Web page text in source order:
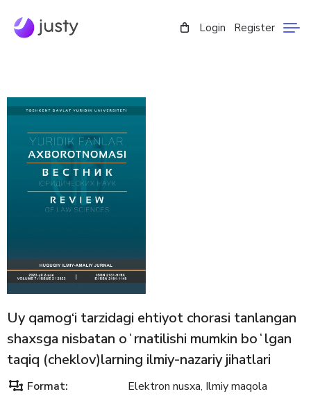
Login Register
Uy qamog‘i tarzidagi ehtiyot chorasi tanlangan
shaxsga nisbatan oʻrnatilishi mumkin boʻlgan
taqiq (cheklov)larning ilmiy-nazariy jihatlari
Format: Elektron nusxa, Ilmiy maqola